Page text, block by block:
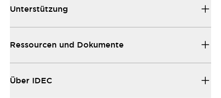
Unterstützung
Ressourcen und Dokumente
Über IDEC